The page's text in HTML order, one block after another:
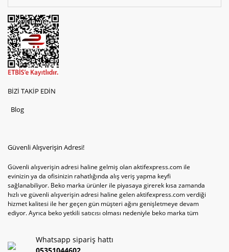
BİZİ TAKİP EDİN
Blog
Güvenli Alışverişin Adresi!
Güvenli alışverişin adresi haline gelmiş olan aktifexpress.com ile
evinizin ya da ofisinizin rahatlığında alış veriş yapma keyfi
sağlanabiliyor. Beko marka ürünler ile piyasaya girerek kısa zamanda
hızlı ve güvenli alışverişin adresi haline gelen aktifexpress.com verdiği
hizmet kalitesi ile her geçen gün müşteri ağını genişletmeye devam
ediyor. Ayrıca beko yetkili satıcısı olması nedeniyle beko marka tüm
televizyon ya da bulaşık makinesi değil aynı zamanda çamaşır makinesi
ve kurutma makinesi tercihlerini de hızlı ve güvenli alışveriş ile
Whatsapp sipariş hattı